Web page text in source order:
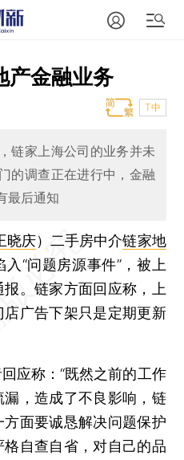
产金融业务
T中
链家上海公司的业务并未
的调查正在进行中，金融
最后通知
晓庆） 二手房中介链家地
“问题房源事件”，被上
。链家方面回应称，上
广告下架只是定期更新
称：“既然之前的工作
，造成了不良影响，链
面要诚恳解决问题保护
自查自省，对自己的品